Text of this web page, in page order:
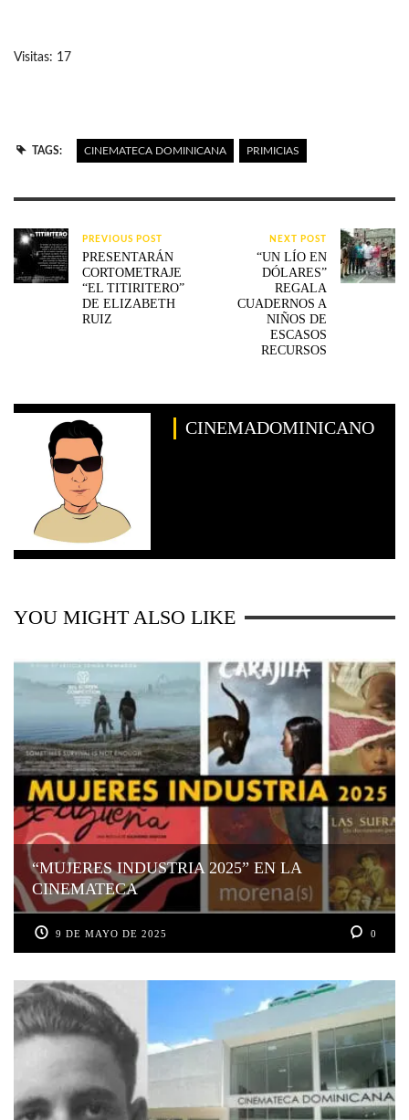
Visitas: 17
TAGS: CINEMATECA DOMINICANA PRIMICIAS
PREVIOUS POST
PRESENTARÁN
CORTOMETRAJE
“EL TITIRITERO”
DE ELIZABETH
RUIZ
NEXT POST
“UN LÍO EN
DÓLARES”
REGALA
CUADERNOS A
NIÑOS DE
ESCASOS
RECURSOS
CINEMADOMINICANO
YOU MIGHT ALSO LIKE
“MUJERES INDUSTRIA 2025” EN LA
CINEMATECA
9 DE MAYO DE 2025 0